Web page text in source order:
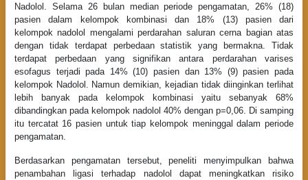
Nadolol. Selama 26 bulan median periode pengamatan, 26% (18)
pasien dalam kelompok kombinasi dan 18% (13) pasien dari
kelompok nadolol mengalami perdarahan saluran cerna bagian atas
dengan tidak terdapat perbedaan statistik yang bermakna. Tidak
terdapat perbedaan yang signifikan antara perdarahan varises
esofagus terjadi pada 14% (10) pasien dan 13% (9) pasien pada
kelompok Nadolol. Namun demikian, kejadian tidak diinginkan terlihat
lebih banyak pada kelompok kombinasi yaitu sebanyak 68%
dibandingkan pada kelompok nadolol 40% dengan p=0,06. Di samping
itu tercatat 16 pasien untuk tiap kelompok meninggal dalam periode
pengamatan.
Berdasarkan pengamatan tersebut, peneliti menyimpulkan bahwa
penambahan ligasi terhadap nadolol dapat meningkatkan risiko